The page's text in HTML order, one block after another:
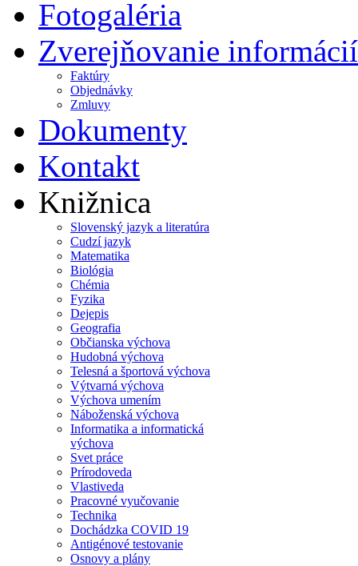
Fotogaléria
Zverejňovanie informácií
Faktúry
Objednávky
Zmluvy
Dokumenty
Kontakt
Knižnica
Slovenský jazyk a literatúra
Cudzí jazyk
Matematika
Biológia
Chémia
Fyzika
Dejepis
Geografia
Občianska výchova
Hudobná výchova
Telesná a športová výchova
Výtvarná výchova
Výchova umením
Náboženská výchova
Informatika a informatická
výchova
Svet práce
Prírodoveda
Vlastiveda
Pracovné vyučovanie
Technika
Dochádzka COVID 19
Antigénové testovanie
Osnovy a plány